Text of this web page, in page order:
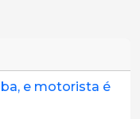
e motorista é